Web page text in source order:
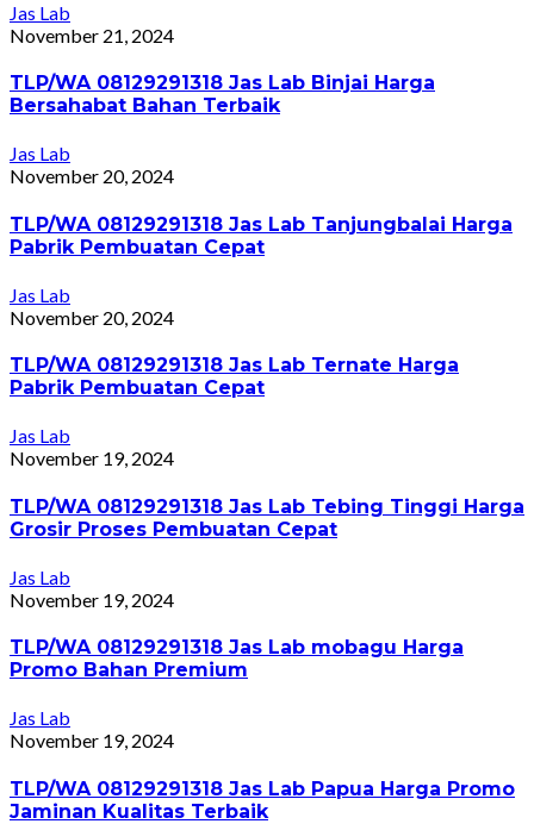
Jas Lab
November 21, 2024
TLP/WA 08129291318 Jas Lab Binjai Harga
Bersahabat Bahan Terbaik
Jas Lab
November 20, 2024
TLP/WA 08129291318 Jas Lab Tanjungbalai Harga
Pabrik Pembuatan Cepat
Jas Lab
November 20, 2024
TLP/WA 08129291318 Jas Lab Ternate Harga
Pabrik Pembuatan Cepat
Jas Lab
November 19, 2024
TLP/WA 08129291318 Jas Lab Tebing Tinggi Harga
Grosir Proses Pembuatan Cepat
Jas Lab
November 19, 2024
TLP/WA 08129291318 Jas Lab mobagu Harga
Promo Bahan Premium
Jas Lab
November 19, 2024
TLP/WA 08129291318 Jas Lab Papua Harga Promo
Jaminan Kualitas Terbaik